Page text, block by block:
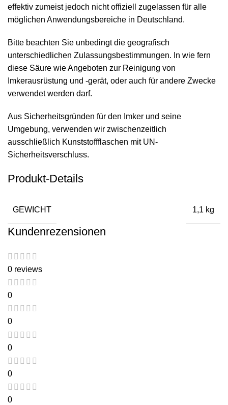
effektiv zumeist jedoch nicht offiziell zugelassen für alle
möglichen Anwendungsbereiche in Deutschland.
Bitte beachten Sie unbedingt die geografisch
unterschiedlichen Zulassungsbestimmungen. In wie fern
diese Säure wie Angeboten zur Reinigung von
Imkerausrüstung und -gerät, oder auch für andere Zwecke
verwendet werden darf.
Aus Sicherheitsgründen für den Imker und seine
Umgebung, verwenden wir zwischenzeitlich
ausschließlich Kunststoffflaschen mit UN-
Sicherheitsverschluss.
Produkt-Details
GEWICHT 1,1 kg
Kundenrezensionen
0 reviews
0
0
0
0
0